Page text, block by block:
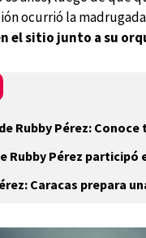
ocurrió la
el sitio junto a su
Rubby Pérez:
Rubby Pérez participó
Caracas prepara